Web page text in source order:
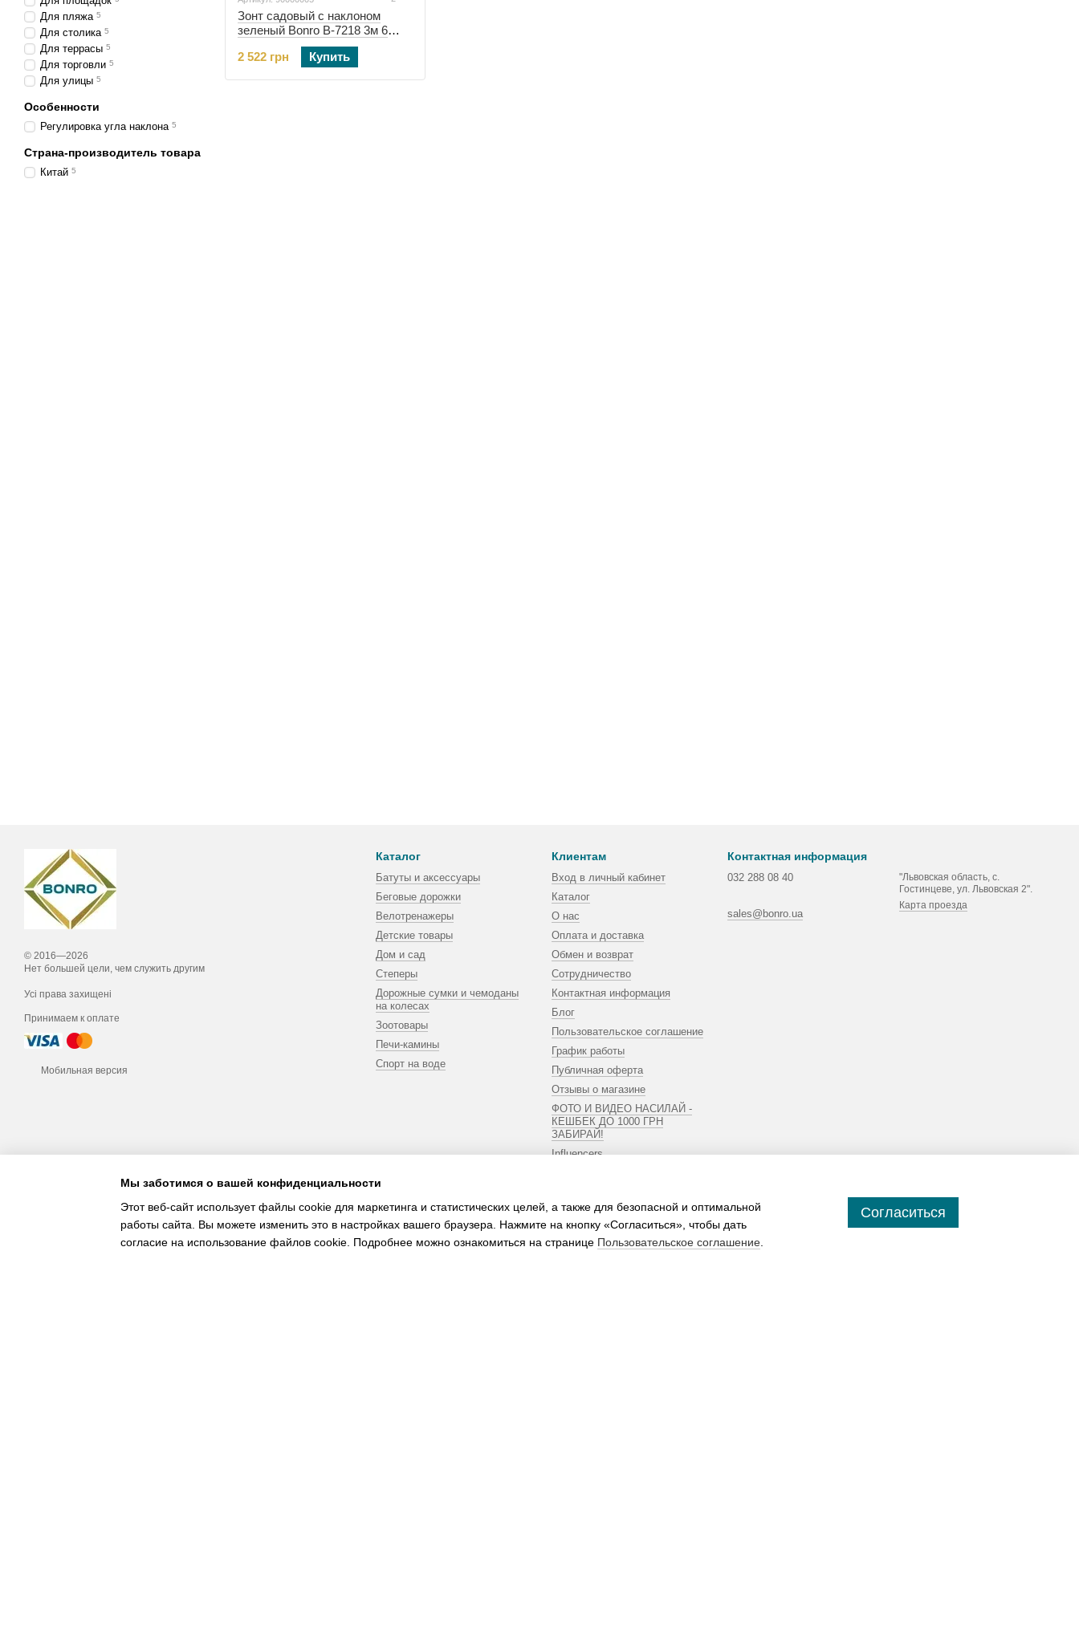
Зонт садовый с наклоном
зеленый Bonro B-7218 3м 6
спиц (90000005)
2 522 грн
Купить
Для пляжа 5
Для столика 5
Для террасы 5
Для торговли 5
Для улицы 5
Особенности
Регулировка угла наклона 5
Страна-производитель товара
Китай 5
© 2016—2026
Нет большей цели, чем служить другим
Усі права захищені
Принимаем к оплате
Мобильная версия
Каталог
Батуты и аксессуары
Беговые дорожки
Велотренажеры
Детские товары
Дом и сад
Степеры
Дорожные сумки и чемоданы
на колесах
Зоотовары
Печи-камины
Спорт на воде
Клиентам
Вход в личный кабинет
Каталог
О нас
Оплата и доставка
Обмен и возврат
Сотрудничество
Контактная информация
Блог
Пользовательское соглашение
График работы
Публичная оферта
Отзывы о магазине
ФОТО И ВИДЕО НАСИЛАЙ -
КЕШБЕК ДО 1000 ГРН
ЗАБИРАЙ!
Influencers
Контактная информация
032 288 08 40
sales@bonro.ua
"Львовская область, с.
Гостинцеве, ул. Львовская 2".
Карта проезда
Мы заботимся о вашей конфиденциальности
Этот веб-сайт использует файлы cookie для маркетинга и статистических целей, а также для безопасной и оптимальной
работы сайта. Вы можете изменить это в настройках вашего браузера. Нажмите на кнопку «Согласиться», чтобы дать
согласие на использование файлов cookie. Подробнее можно ознакомиться на странице Пользовательское соглашение
Согласиться